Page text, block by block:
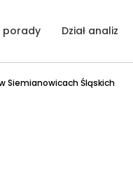
porady Dział analiz
Śląskich